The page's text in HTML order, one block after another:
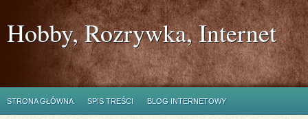
Hobby, Rozrywka, Internet
STRONA GŁÓWNA SPIS TREŚCI BLOG INTERNETOWY